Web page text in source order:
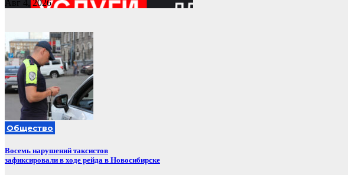
Авг 4, 2026
Общество
Восемь нарушений таксистов
зафиксировали в ходе рейда в Новосибирске